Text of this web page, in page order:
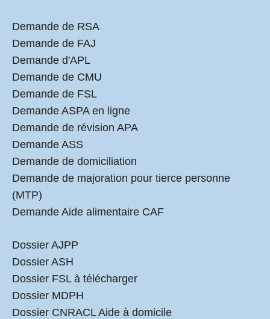
Demande de RSA
Demande de FAJ
Demande d'APL
Demande de CMU
Demande de FSL
Demande ASPA en ligne
Demande de révision APA
Demande ASS
Demande de domiciliation
Demande de majoration pour tierce personne
(MTP)
Demande Aide alimentaire CAF
Dossier AJPP
Dossier ASH
Dossier FSL à télécharger
Dossier MDPH
Dossier CNRACL Aide à domicile